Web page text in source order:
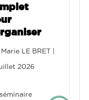
Marie LE BRET
2026